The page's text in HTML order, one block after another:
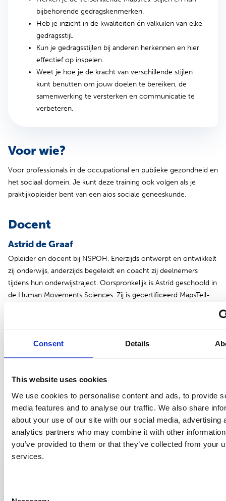
Consent Details
This website uses cookies
We use cookies to personalise content and ads, to provide
media features and to analyse our traffic. We also share
about your use of our site with our social media, advertising
analytics partners who may combine it with other
you’ve provided to them or that they’ve collected from your
services.
bijbehorende gedragskenmerken.
Heb je inzicht in de kwaliteiten én valkuilen van elke
gedragsstijl.
Kun je gedragsstijlen bij anderen herkennen en hier
effectief op inspelen.
Weet je hoe je de kracht van verschillende stijlen
kunt benutten om jouw doelen te bereiken, de
samenwerking te versterken en communicatie te
verbeteren.
Voor wie?
Voor professionals in de occupational en publieke gezondheid en
het sociaal domein. Je kunt deze training ook volgen als je
praktijkopleider bent van een aios sociale geneeskunde.
Docent
Astrid de Graaf
Opleider en docent bij NSPOH. Enerzijds ontwerpt en ontwikkelt
zij onderwijs, anderzijds begeleidt en coacht zij deelnemers
tijdens hun onderwijstraject. Oorspronkelijk is Astrid geschoold in
de Human Movements Sciences. Zij is gecertificeerd MapsTell-
Incompany
biedt incompany onderwijs uitkomst. Lees verder over
Bekijk ook
Training begeleidingsvaardigheden voor